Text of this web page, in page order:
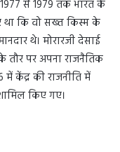
से 1979 तक भारत के
था कि वो सख्त किस्म के
थे। मोरारजी देसाई
तौर पर अपना राजनैतिक
केंद्र की राजनीति में
किए गए।